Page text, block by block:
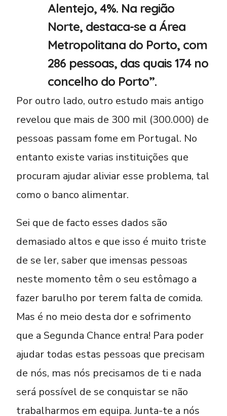
Alentejo, 4%. Na região
Norte, destaca-se a Área
Metropolitana do Porto, com
286 pessoas, das quais 174 no
concelho do Porto”.
Por outro lado, outro estudo mais antigo
revelou que mais de 300 mil (300.000) de
pessoas passam fome em Portugal. No
entanto existe varias instituições que
procuram ajudar aliviar esse problema, tal
como o banco alimentar.
Sei que de facto esses dados são
demasiado altos e que isso é muito triste
de se ler, saber que imensas pessoas
neste momento têm o seu estômago a
fazer barulho por terem falta de comida.
Mas é no meio desta dor e sofrimento
que a Segunda Chance entra! Para poder
ajudar todas estas pessoas que precisam
de nós, mas nós precisamos de ti e nada
será possível de se conquistar se não
trabalharmos em equipa. Junta-te a nós